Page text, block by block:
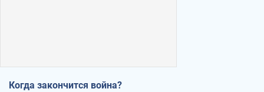
Когда закончится война?